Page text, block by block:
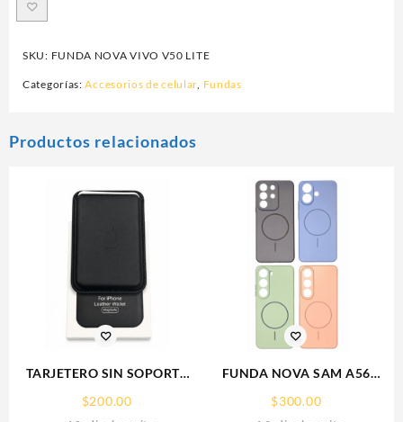
SKU: FUNDA NOVA VIVO V50 LITE
Categorías:Accesorios de celular, Fundas
Productos relacionados
TARJETERO SIN SOPORTE
LEATHER WALLET MAGSAFE
$200.00
FUNDA NOVA SAM A56
SOPORTE MAGNETICO
$300.00